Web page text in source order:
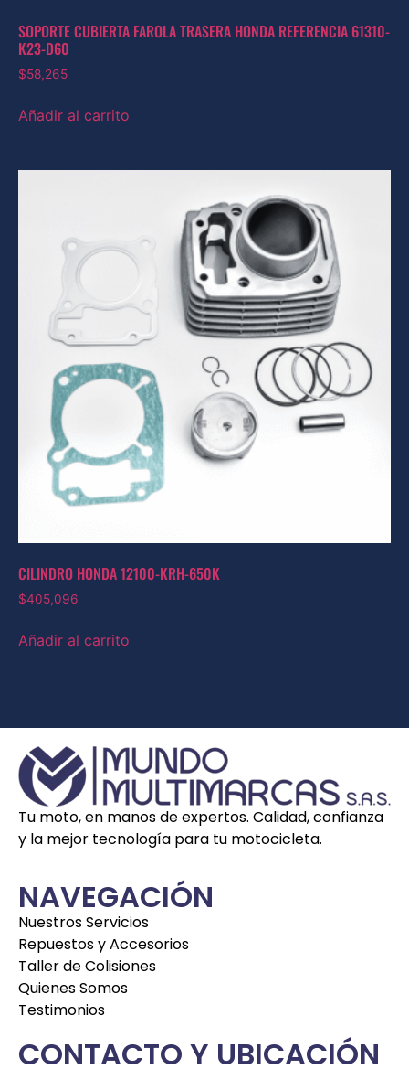
SOPORTE CUBIERTA FAROLA TRASERA HONDA REFERENCIA 61310-
K23-D60
$58,265
Añadir al carrito
CILINDRO HONDA 12100-KRH-650K
$405,096
Añadir al carrito
Tu moto, en manos de expertos. Calidad, confianza
y la mejor tecnología para tu motocicleta.
NAVEGACIÓN
Nuestros Servicios
Repuestos y Accesorios
Taller de Colisiones
Quienes Somos
Testimonios
CONTACTO Y UBICACIÓN